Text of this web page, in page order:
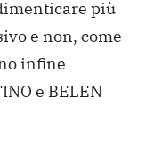
più
e non, come
infine
e BELEN